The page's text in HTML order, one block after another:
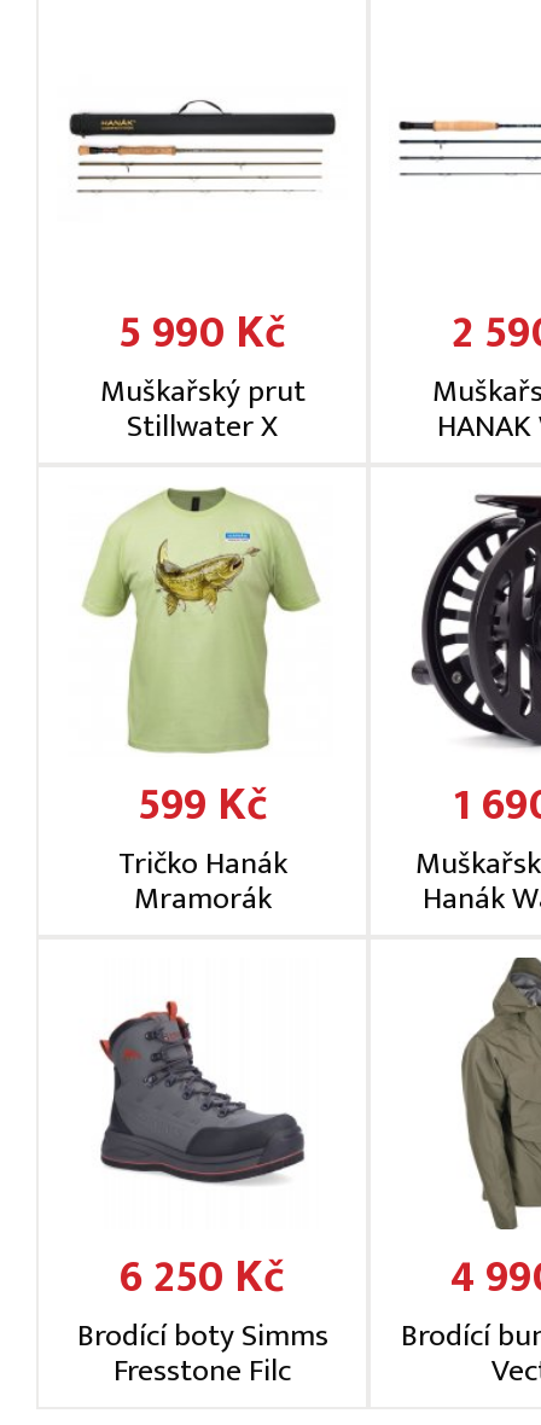
5 990 Kč
Muškařský prut
Stillwater X
2
599 Kč
Tričko Hanák
Mramorák
1
Hanák
6 250 Kč
Brodící boty Simms
Fresstone Filc
4
Brodící